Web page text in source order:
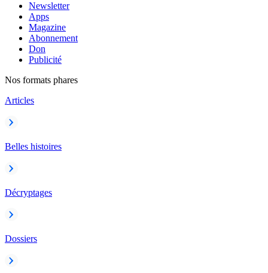
Newsletter
Apps
Magazine
Abonnement
Don
Publicité
Nos formats phares
Articles
Belles histoires
Décryptages
Dossiers